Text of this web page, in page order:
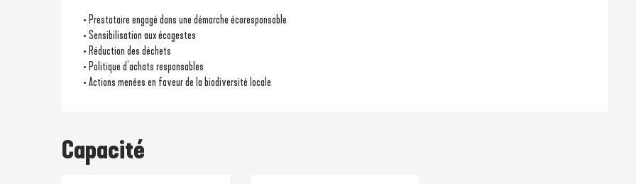
• Prestataire engagé dans une démarche écoresponsable
• Sensibilisation aux écogestes
• Réduction des déchets
• Politique d’achats responsables
• Actions menées en faveur de la biodiversité locale
Capacité